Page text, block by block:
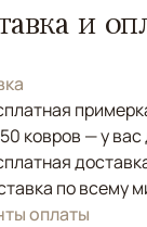
и
ковров — у
по всему
оплаты